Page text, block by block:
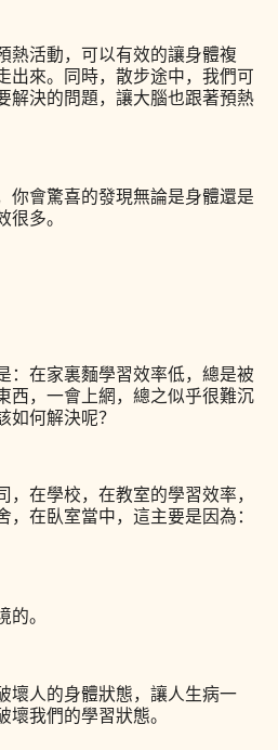
熱活動，可以有效的讓身體複
出來。同時，散步途中，我們可
解決的問題，讓大腦也跟著預熱
你會驚喜的發現無論是身體還是
多。
：在家裏麵學習效率低，總是被
西，一會上網，總之似乎很難沉
如何解決呢？
在學校，在教室的學習效率，
在臥室當中，這主要是因為：
。
壞人的身體狀態，讓人生病一
我們的學習狀態。